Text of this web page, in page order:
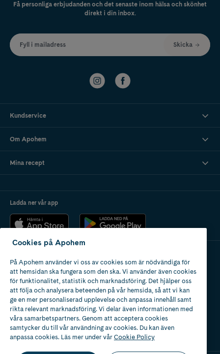
Få personliga erbjudanden och det senaste inom hälsa och skönhet
direkt i din inbox.
Fyll i mailadress Skicka
Kundservice
Om Apohem
Mina recept
Ladda ner vår app
Apotek med tillstånd
av Läkemedelsverket
Cookies på Apohem
På Apohem använder vi oss av cookies som är nödvändiga för
att hemsidan ska fungera som den ska. Vi använder även cookies
för funktionalitet, statistik och marknadsföring. Det hjälper oss
att följa och analysera beteenden på vår hemsida, så att vi kan
ge en mer personaliserad upplevelse och anpassa innehåll samt
rikta relevant marknadsföring. Vi delar även informationen med
våra samarbetspartners. Genom att acceptera cookies
samtycker du till vår användning av cookies. Du kan även
anpassa cookies. Läs mer under vårCookie Policy